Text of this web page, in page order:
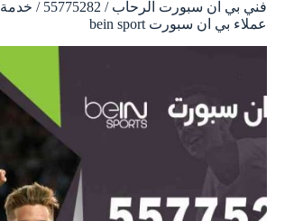
فني بي ان سبورت الرحاب / 55775282 / خدمة
عملاء بي ان سبورت bein sport